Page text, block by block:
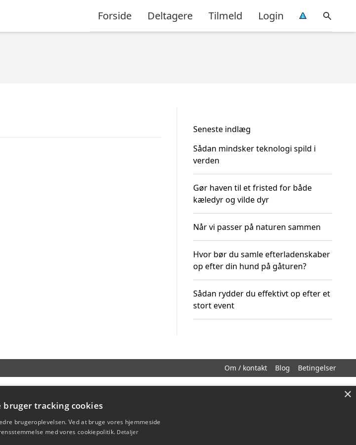
Forside Deltagere Tilmeld Login
Seneste indlæg
Sådan mindsker teknologi spild i
verden
Gør haven til et fristed for både
kæledyr og vilde dyr
Når vi passer på naturen sammen
Hvor bør du samle efterladenskaber
op efter din hund på gåturen?
Sådan rydder du effektivt op efter et
stort event
Om / kontakt Blog Betingelser
×
bruger tracking cookies
brugeroplevelsen. Ved at bruge vores hjemmeside
med vores cookiepolitik. Detaljer